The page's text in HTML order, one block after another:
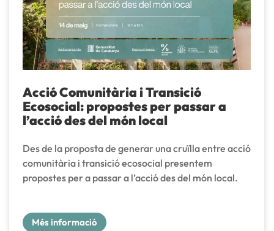
Acció Comunitària i Transició
Ecosocial: propostes per passar a
l’acció des del món local
Des de la proposta de generar una cruïlla entre acció
comunitària i transició ecosocial presentem
propostes per a passar a l’acció des del món local.
Més informació